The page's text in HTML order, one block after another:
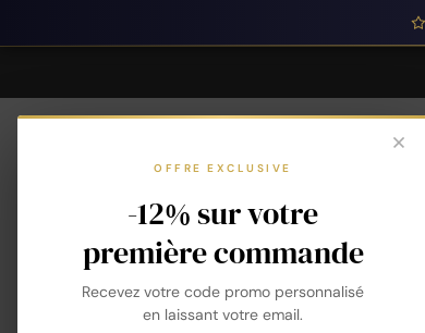
OFFRE EXCLUSIVE
-12% sur votre
première commande
Recevez votre code promo personnalisé
en laissant votre email.